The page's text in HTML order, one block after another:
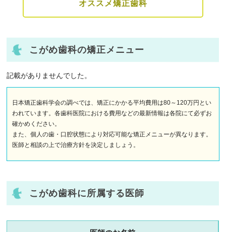
オススメ矯正歯科
こがめ歯科の矯正メニュー
記載がありませんでした。
日本矯正歯科学会の調べでは、矯正にかかる平均費用は80～120万円とい
われています。各歯科医院における費用などの最新情報は各院にて必ずお
確かめください。
また、個人の歯・口腔状態により対応可能な矯正メニューが異なります。
医師と相談の上で治療方針を決定しましょう。
こがめ歯科に所属する医師